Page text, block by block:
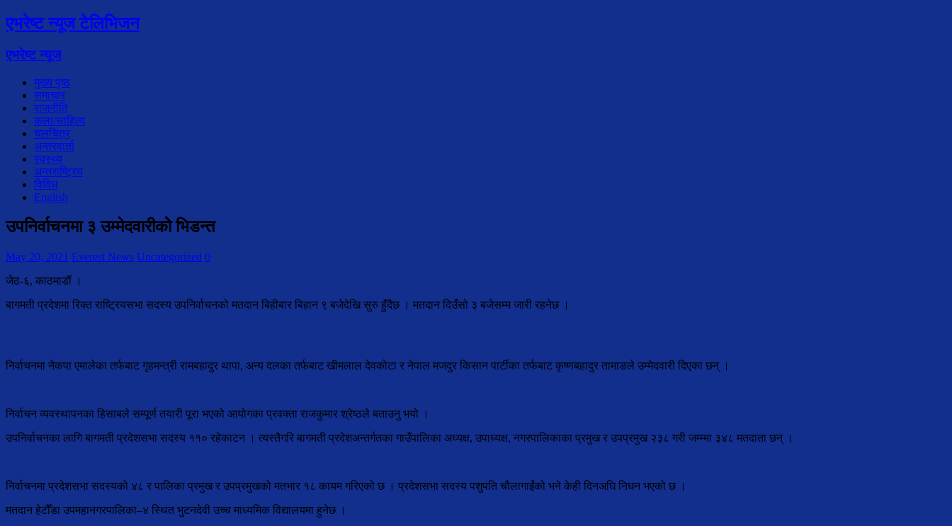
एभरेष्ट न्यूज टेलिभिजन
एभरेष्ट न्यूज
मुख्य पृष्ठ
समाचार
राजनीति
कला/साहित्य
चलचित्र
अन्तरवार्ता
स्वस्थ्य
अन्तराष्ट्रिय
विविध
English
उपनिर्वाचनमा ३ उम्मेदवारीकोे भिडन्त
May 20, 2021 Everest News Uncategorized 0
जेठ-६, काठमाडौं ।
बागमती प्रदेशमा रिक्त राष्ट्रियसभा सदस्य उपनिर्वाचनको मतदान बिहीबार बिहान ९ बजेदेखि सुरु हुँदैछ । मतदान दिउँसो ३ बजेसम्म जारी रहनेछ ।
निर्वाचनमा नेकपा एमालेका तर्फबाट गृहमन्त्री रामबहादुर थापा, अन्य दलका तर्फबाट खीमलाल देवकोटा र नेपाल मजदुर किसान पार्टीका तर्फबाट कृष्णबहादुर तामाङले उम्मेदवारी दिएका छन् ।
निर्वाचन व्यवस्थापनका हिसाबले सम्पूर्ण तयारी पूरा भएको आयोगका प्रवक्ता राजकुमार श्रेष्ठले बताउनु भयो ।
उपनिर्वाचनका लागि बागमती प्रदेशसभा सदस्य ११० रहेकाटन । त्यस्तैगरि बागमती प्रदेशअन्तर्गतका गाउँपालिका अध्यक्ष, उपाध्यक्ष, नगरपालिकाका प्रमुख र उपप्रमुख २३८ गरी जम्म्मा ३४८ मतदाता छन् ।
निर्वाचनमा प्रदेशसभा सदस्यको ४८ र पालिका प्रमुख र उपप्रमुखको मतभार १८ कायम गरिएको छ । प्रदेशसभा सदस्य पशुपति चौलागाईंको भने केही दिनअघि निधन भएको छ ।
मतदान हेटौँडा उपमहानगरपालिका–४ स्थित भुटनदेवी उच्च माध्यमिक विद्यालयमा हुनेछ ।